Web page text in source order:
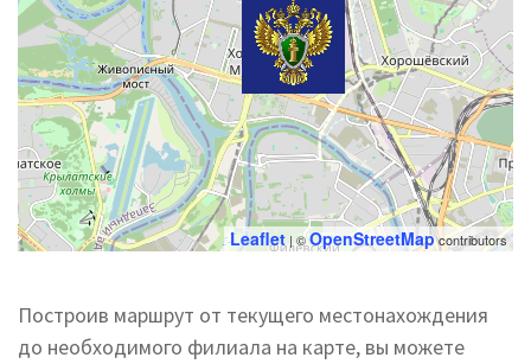
Leaflet | ©OpenStreetMapcontributors
Построив маршрут от текущего местонахождения
до необходимого филиала на карте, вы можете